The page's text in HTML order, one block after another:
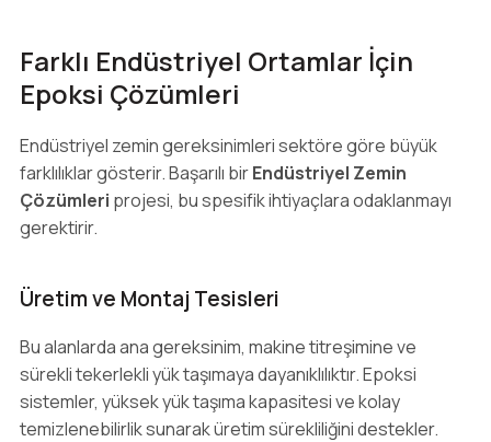
Farklı Endüstriyel Ortamlar İçin
Epoksi Çözümleri
Endüstriyel zemin gereksinimleri sektöre göre büyük
farklılıklar gösterir. Başarılı birEndüstriyel Zemin
Çözümleri projesi, bu spesifik ihtiyaçlara odaklanmayı
gerektirir.
Üretim ve Montaj Tesisleri
Bu alanlarda ana gereksinim, makine titreşimine ve
sürekli tekerlekli yük taşımaya dayanıklılıktır. Epoksi
sistemler, yüksek yük taşıma kapasitesi ve kolay
temizlenebilirlik sunarak üretim sürekliliğini destekler.